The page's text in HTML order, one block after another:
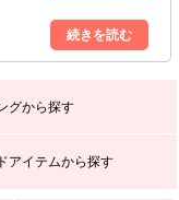
務｣はお休みいたします｡
の対応となりますので予
おります｡
グから探す
アイテムから探す